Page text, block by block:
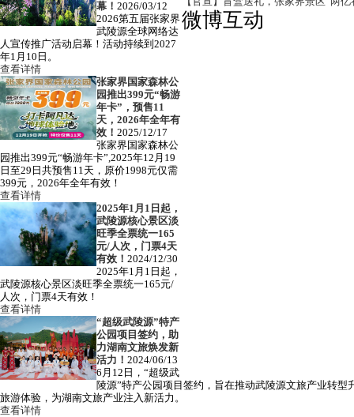
2025年1月10日至2026年1月10日，符合条件的网络达人可免费游！
查看详情
微博互动
幕！ 2026/03/12
2026第五届张家界
武陵源全球网络达
人宣传推广活动启幕！活动持续到2027
年1月10日。
查看详情
张家界国家森林公
园推出399元“畅游
年卡”，预售11
天，2026年全年有
效！ 2025/12/17
张家界国家森林公
园推出399元“畅游年卡”,2025年12月19
日至29日共预售11天，原价1998元仅需
399元，2026年全年有效！
查看详情
2025年1月1日起，
武陵源核心景区淡
旺季全票统一165
元/人次，门票4天
有效！ 2024/12/30
2025年1月1日起，
武陵源核心景区淡旺季全票统一165元/
人次，门票4天有效！
查看详情
“超级武陵源”特产
公园项目签约，助
力湖南文旅焕发新
活力！ 2024/06/13
6月12日，“超级武
陵源”特产公园项目签约，旨在推动武陵源文旅产业转型
旅游体验，为湖南文旅产业注入新活力。
查看详情